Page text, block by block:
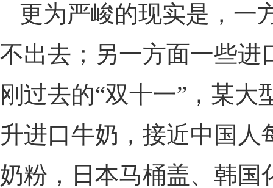
更为严峻的现实是，一
不出去；另一方面一些进
刚过去的“双十一”，某
升进口牛奶，接近中国
奶粉，日本马桶盖、韩国